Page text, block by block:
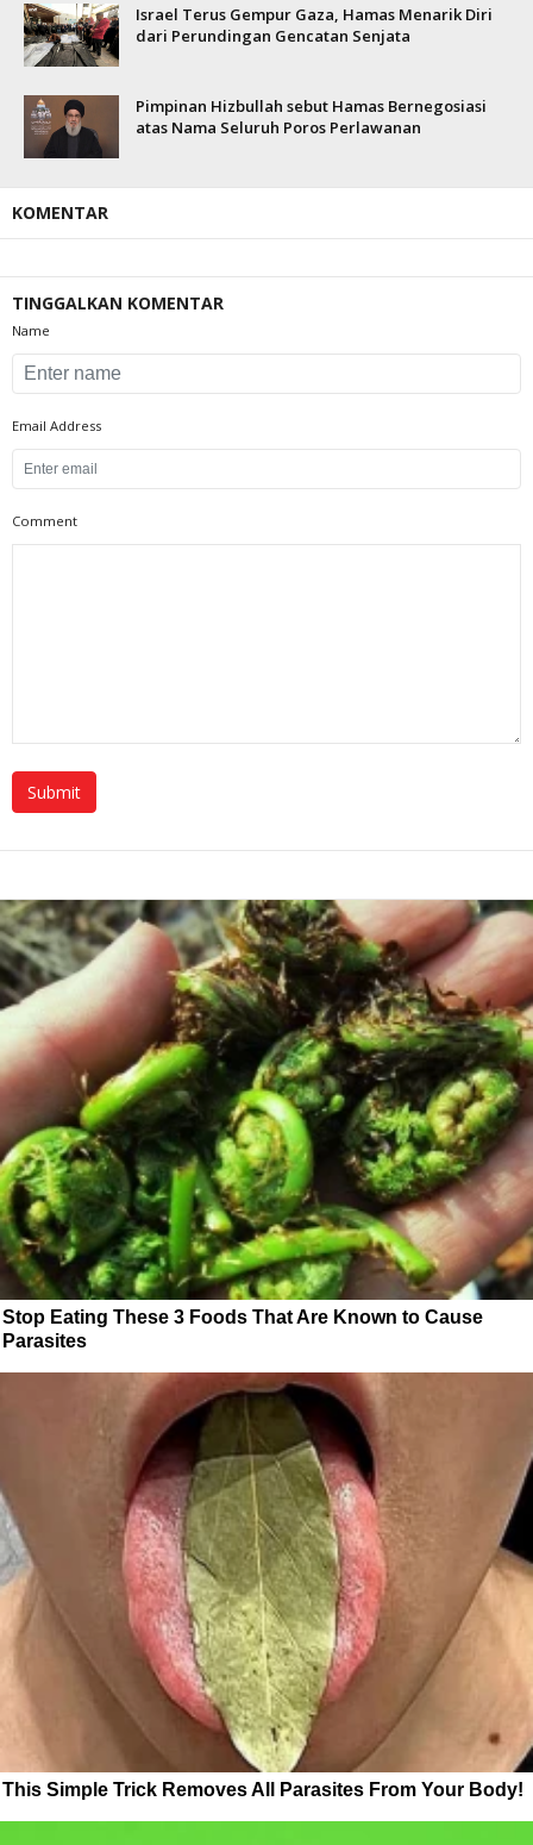
Israel Terus Gempur Gaza, Hamas Menarik Diri
dari Perundingan Gencatan Senjata
Pimpinan Hizbullah sebut Hamas Bernegosiasi
atas Nama Seluruh Poros Perlawanan
KOMENTAR
TINGGALKAN KOMENTAR
Name
Email Address
Comment
Stop Eating These 3 Foods That Are Known to Cause
Parasites
This Simple Trick Removes All Parasites From Your Body!